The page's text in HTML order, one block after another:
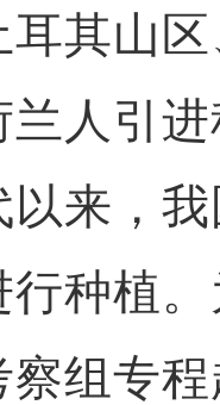
耳其山
人引
以来，
种植
组专